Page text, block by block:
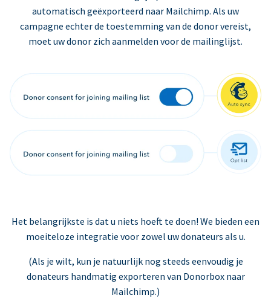
automatisch geëxporteerd naar Mailchimp. Als uw
campagne echter de toestemming van de donor vereist,
moet uw donor zich aanmelden voor de mailinglijst.
Het belangrijkste is dat u niets hoeft te doen! We bieden een
moeiteloze integratie voor zowel uw donateurs als u.
(Als je wilt, kun je natuurlijk nog steeds eenvoudig je
donateurs handmatig exporteren van Donorbox naar
Mailchimp.)